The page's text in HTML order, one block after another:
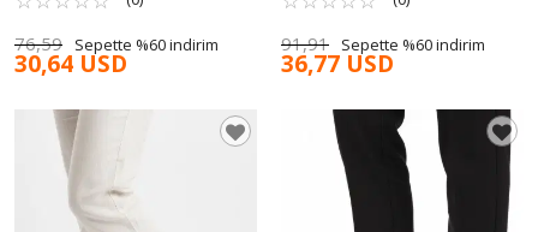
76,59 Sepette %60 indirim
30,64 USD
91,91 Sepette %60 indirim
36,77 USD